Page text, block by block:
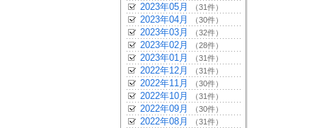
2023年05月 （31件）
2023年04月 （30件）
2023年03月 （32件）
2023年02月 （28件）
2023年01月 （31件）
2022年12月 （31件）
2022年11月 （30件）
2022年10月 （31件）
2022年09月 （30件）
2022年08月 （31件）